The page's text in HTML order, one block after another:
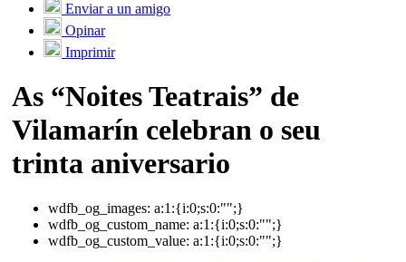
Enviar a un amigo
Opinar
Imprimir
As “Noites Teatrais” de
Vilamarín celebran o seu
trinta aniversario
wdfb_og_images: a:1:{i:0;s:0:"";}
wdfb_og_custom_name: a:1:{i:0;s:0:"";}
wdfb_og_custom_value: a:1:{i:0;s:0:"";}